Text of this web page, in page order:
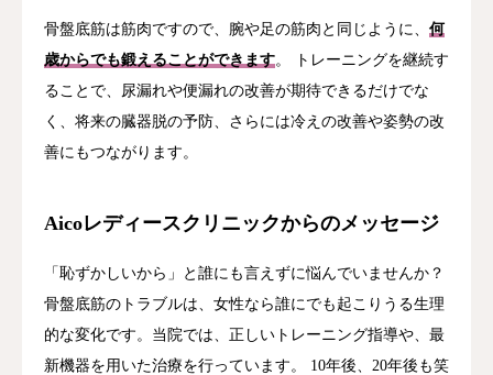
骨盤底筋は筋肉ですので、腕や足の筋肉と同じように、 何
歳からでも鍛えることができます。 トレーニングを継続す
ることで、尿漏れや便漏れの改善が期待できるだけでな
く、将来の臓器脱の予防、さらには冷えの改善や姿勢の改
善にもつながります。
Aicoレディースクリニックからのメッセージ
「恥ずかしいから」と誰にも言えずに悩んでいませんか？
骨盤底筋のトラブルは、女性なら誰にでも起こりうる生理
的な変化です。当院では、正しいトレーニング指導や、最
新機器を用いた治療を行っています。 10年後、20年後も笑